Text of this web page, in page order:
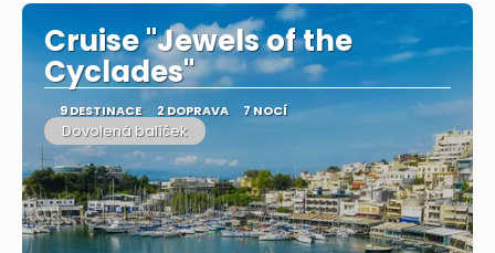
Cruise "Jewels of the
Cyclades"
9 DESTINACE 2 DOPRAVA 7 NOCÍ
Dovolená balíček